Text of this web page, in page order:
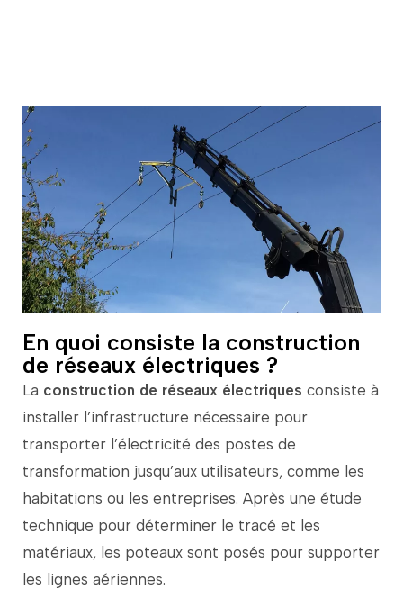
En quoi consiste la construction
de réseaux électriques ?
La construction de réseaux électriques consiste à
installer l’infrastructure nécessaire pour
transporter l’électricité des postes de
transformation jusqu’aux utilisateurs, comme les
habitations ou les entreprises. Après une étude
technique pour déterminer le tracé et les
matériaux, les poteaux sont posés pour supporter
les lignes aériennes.